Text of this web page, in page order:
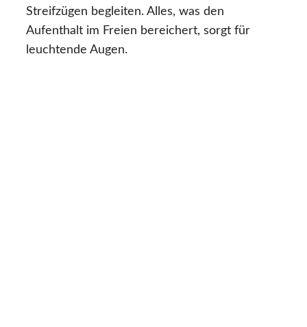
Streifzügen begleiten. Alles, was den
Aufenthalt im Freien bereichert, sorgt für
leuchtende Augen.